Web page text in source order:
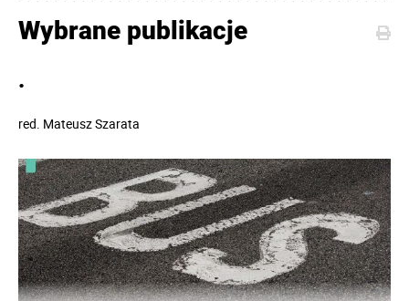
Wybrane publikacje
.
red. Mateusz Szarata